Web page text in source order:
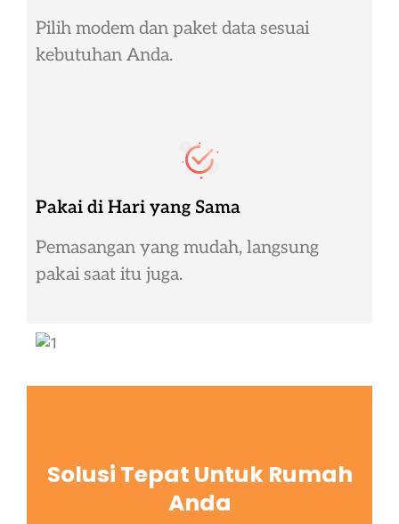
Pilih modem dan paket data sesuai
kebutuhan Anda.
Pakai di Hari yang Sama
Pemasangan yang mudah, langsung
pakai saat itu juga.
Solusi Tepat Untuk Rumah
Anda